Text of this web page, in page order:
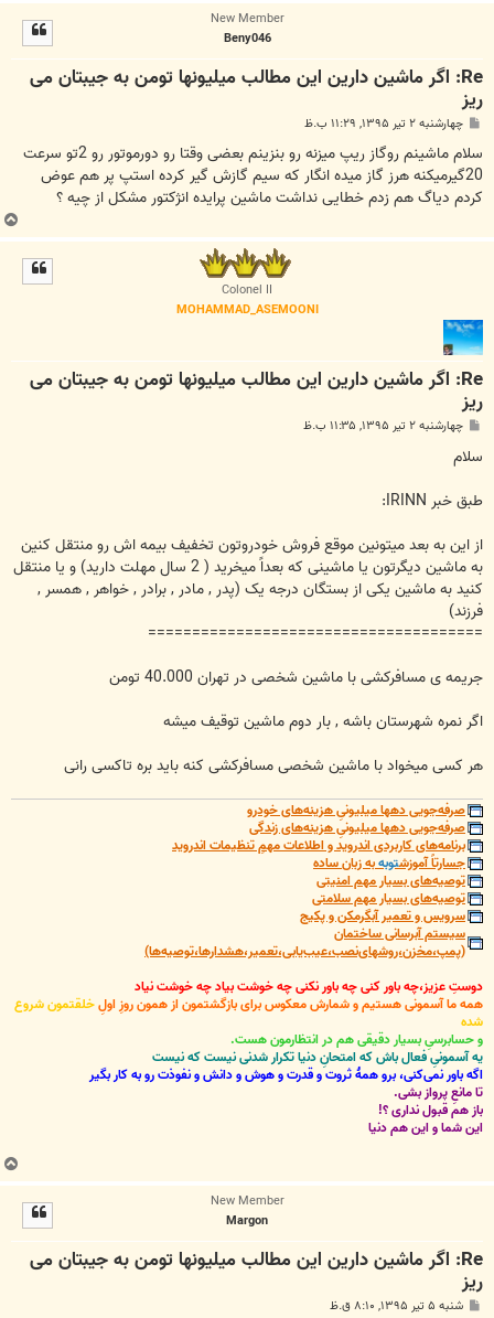
New Member
Beny046
Re: اگر ماشین دارین این مطالب میلیونها تومن به جیبتان می
ریز
پ
ت
چهارشنبه ۲ تیر ۱۳۹۵, ۱۱:۲۹ ب.ظ
سلام ماشينم روگاز ريپ ميزنه رو بنزينم بعضى وقتا رو دورموتور رو 2تو سرعت
20گيرميکنه هرز گاز ميده انگار که سيم گازش گير کرده استپ پر هم عوض
کردم دياگ هم زدم خطايى نداشت ماشين پرايده انژکتور مشکل از چيه ؟
ب
ا
Colonel II
MOHAMMAD_ASEMOONI
Re: اگر ماشین دارین این مطالب میلیونها تومن به جیبتان می
ریز
پ
ت
چهارشنبه ۲ تیر ۱۳۹۵, ۱۱:۳۵ ب.ظ
سلام
طبق خبر IRINN:
از این به بعد میتونین موقع فروش خودروتون تخفیف بیمه اش رو منتقل کنین
به ماشین دیگرتون یا ماشینی که بعداً میخرید ( 2 سال مهلت دارید) و یا منتقل
کنید به ماشین یکی از بستگان درجه یک (پدر , مادر , برادر , خواهر , همسر ,
فرزند)
======================================
جریمه ی مسافرکشی با ماشین شخصی در تهران 40.000 تومن
اگر نمره شهرستان باشه , بار دوم ماشین توقیف میشه
هر کسی میخواد با ماشین شخصی مسافرکشی کنه باید بره تاکسی رانی
صرفه‌جویی دهها میلیونیِ هزینه‌های خودرو
صرفه‌جویی دهها میلیونیِ هزینه‌های زندگی
برنامه‌های کاربردی اندروید و اطلاعات مهمِ تنظیمات اندروید
جسارتاً آموزشتوبهبه زبان ساده
توصیه‌های بسیار مهم امنیتی
توصیه‌های بسیار مهم سلامتی
سرویس و تعمیر آبگرمکن و پکیج
سیستم آبرسانی ساختمان
(پمپ،مخزن،روشهای‌نصب،عیب‌یابی،تعمیر،هشدارها،توصیه‌ها)
دوستِ عزیز،چه باور کنی چه باور نکنی چه خوشت بیاد چه خوشت نیاد
همه ما آسمونی هستیم و شمارش معکوس برای بازگشتمون از همون روزِ اولِخلقتمون شروع
شده
و حسابرسیِ بسیار دقیقی هم در انتظارمون هست.
یه آسمونیِ فعال باش که امتحانِ دنیا تکرار شدنی نیست که نیست
اگه باور نمی‌کنی، برو همۀ ثروت و قدرت و هوش و دانش و نفوذت رو به کار بگیر
تا مانعِ پرواز بشی.
باز هم قبول نداری ؟!
این شما و این هم دنیا
ب
ا
New Member
Margon
Re: اگر ماشین دارین این مطالب میلیونها تومن به جیبتان می
ریز
پ شنبه ۵ تیر ۱۳۹۵, ۸:۱۰ ق.ظ